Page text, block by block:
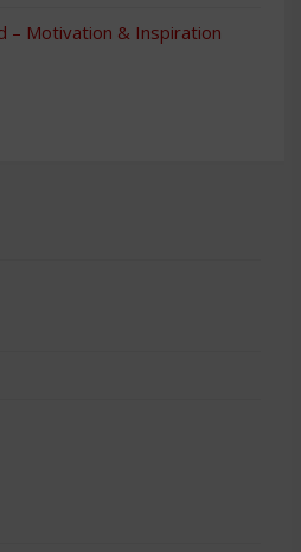
– Motivation & Inspiration